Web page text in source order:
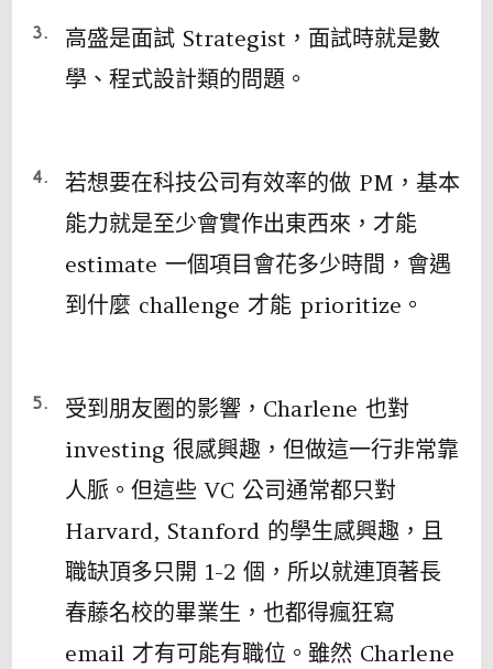
高盛是面試 Strategist，面試時就是數
學、程式設計類的問題。
若想要在科技公司有效率的做 PM，基本
能力就是至少會實作出東西來，才能
estimate 一個項目會花多少時間，會遇
到什麼 challenge 才能 prioritize。
受到朋友圈的影響，Charlene 也對
investing 很感興趣，但做這一行非常靠
人脈。但這些 VC 公司通常都只對
Harvard, Stanford 的學生感興趣，且
職缺頂多只開 1-2 個，所以就連頂著長
春藤名校的畢業生，也都得瘋狂寫
email 才有可能有職位。雖然 Charlene